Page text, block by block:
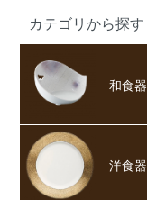
カテゴリから探す
和食器
洋食器